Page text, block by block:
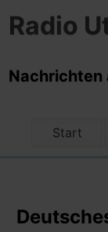
Radio
Nachrichten
Start